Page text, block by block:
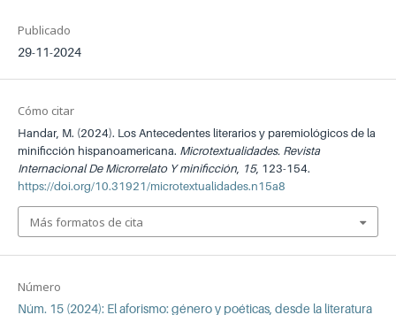
Publicado
29-11-2024
Número
Núm. 15 (2024): El aforismo: género y poéticas, desde la literatura
Cómo citar
Handar, M. (2024). Los Antecedentes literarios y paremiológicos de la
minificción hispanoamericana. Microtextualidades. Revista
Internacional De Microrrelato Y minificción, 15, 123-154.
https://doi.org/10.31921/microtextualidades.n15a8
Más formatos de cita